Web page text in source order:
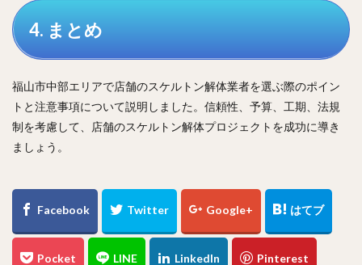
4. まとめ
福山市中部エリアで店舗のスケルトン解体業者を選ぶ際のポイン
トと注意事項について説明しました。信頼性、予算、工期、法規
制を考慮して、店舗のスケルトン解体プロジェクトを成功に導き
ましょう。